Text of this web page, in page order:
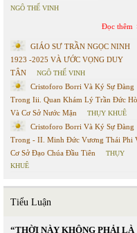
NGÔ THẾ VINH
Đọc thêm
GIÁO SƯ TRẦN NGỌC NINH
1923 -2025 VÀ ƯỚC VỌNG DUY
TÂN
NGÔ THẾ VINH
Cristoforo Borri Và Ký Sự Đàng
Trong Iii. Quan Khám Lý Trần Đức
Và Cơ Sở Nước Mặn
THỤY KHUÊ
Cristoforo Borri Và Ký Sự Đàng
Trong - II. Minh Đức Vương Thái Phi
Cơ Sở Đạo Chúa Đầu Tiên
THỤY
KHUÊ
Tiểu Luận
“THỜI NÀY KHÔNG PHẢI LÀ